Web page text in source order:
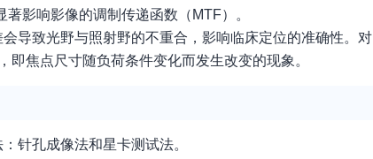
影响影像的调制传递函数（MTF）。
导致光野与照射野的不重合，影响临床定位的准确性。对
即焦点尺寸随负荷条件变化而发生改变的现象。
针孔成像法和星卡测试法。